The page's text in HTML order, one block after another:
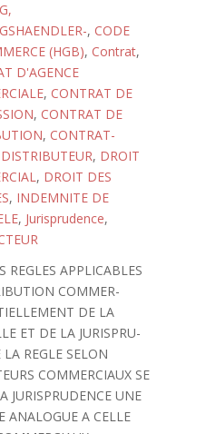
, CODE
(HGB), Contrat,
D'AGENCE
, CONTRAT DE
, CONTRAT DE
, CONTRAT-
DISTRIBUTEUR, DROIT
, DROIT DES
, INDEMNITE DE
, Jurisprudence,
APPLICABLES
COMMER-
DE LA
ET DE LA JURISPRU-
REGLE SELON
COMMERCIAUX SE
JURISPRUDENCE UNE
ANALOGUE A CELLE